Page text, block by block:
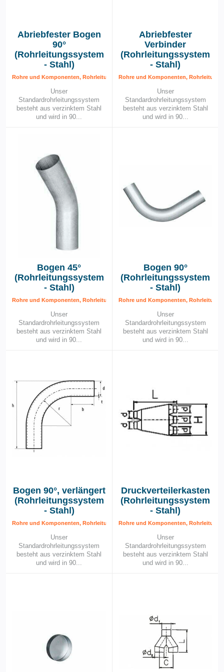
Abriebfester Bogen
90°
(Rohrleitungssystem
- Stahl)
Rohre und Komponenten, Rohrleitungssystem – Stahl, Rohrleitungssytem
Unser
Standardrohrleitungssystem
besteht aus verzinktem Stahl
und wird in 90...
Abriebfester
Verbinder
(Rohrleitungssystem
- Stahl)
Rohre und Komponenten,
Unser
Standardrohrleitungssystem
besteht aus verzinktem Stahl
und wird in 90...
Bogen 45°
(Rohrleitungssystem
- Stahl)
Rohre und Komponenten, Rohrleitungssystem – Stahl, Rohrleitungssytem
Unser
Standardrohrleitungssystem
besteht aus verzinktem Stahl
und wird in 90...
Bogen 90°
(Rohrleitungssystem
- Stahl)
Rohre und Komponenten,
Unser
Standardrohrleitungssystem
besteht aus verzinktem Stahl
und wird in 90...
Bogen 90°, verlängert
(Rohrleitungssystem
- Stahl)
Rohre und Komponenten, Rohrleitungssystem – Stahl, Rohrleitungssytem
Unser
Standardrohrleitungssystem
besteht aus verzinktem Stahl
und wird in 90...
Druckverteilerkasten
(Rohrleitungssystem
- Stahl)
Rohre und Komponenten,
Unser
Standardrohrleitungssystem
besteht aus verzinktem Stahl
und wird in 90...